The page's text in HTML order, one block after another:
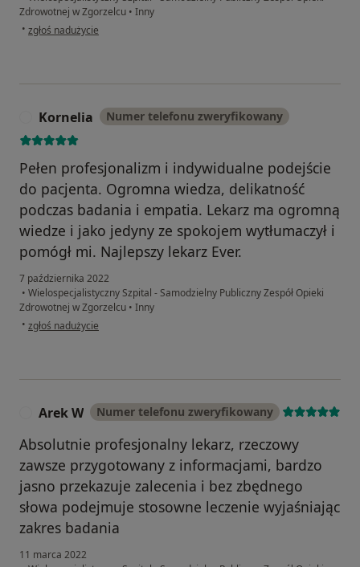
Zdrowotnej w Zgorzelcu • Inny
• w opinii użytkownika Pacjent
zgłoś nadużycie
Kornelia Numer telefonu zweryfikowany
Pełen profesjonalizm i indywidualne podejście
do pacjenta. Ogromna wiedza, delikatność
podczas badania i empatia. Lekarz ma ogromną
wiedze i jako jedyny ze spokojem wytłumaczył i
pomógł mi. Najlepszy lekarz Ever.
7 października 2022
• Wielospecjalistyczny Szpital - Samodzielny Publiczny Zespół Opieki
Zdrowotnej w Zgorzelcu • Inny
• w opinii użytkownika Kornelia
zgłoś nadużycie
Arek W Numer telefonu zweryfikowany
Absolutnie profesjonalny lekarz, rzeczowy
zawsze przygotowany z informacjami, bardzo
jasno przekazuje zalecenia i bez zbędnego
słowa podejmuje stosowne leczenie wyjaśniając
zakres badania
11 marca 2022